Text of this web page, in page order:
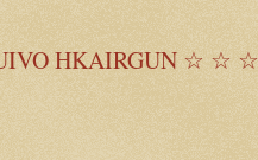
HKAIRGUN ☆ ☆ ☆